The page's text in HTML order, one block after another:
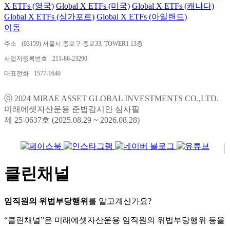
X ETFs (영국) Global X ETFs (미국) Global X ETFs (캐나다)
Global X ETFs (싱가포르) Global X ETFs (아일랜드)
이동
주소 (03159) 서울시 종로구 종로33, TOWER1 13층
사업자등록번호 211-86-23290
대표전화 1577-1640
ⓒ 2024 MIRAE ASSET GLOBAL INVESTMENTS CO.,LTD.
미래에셋자산운용 준법감시인 심사필
제 25-0637호 (2025.08.29 ~ 2026.08.28)
클린채널
임직원의 위법부당행위 를 알고계신가요?
“클린채널”은 미래에셋자산운용 임직원의 위법부당행위 등을